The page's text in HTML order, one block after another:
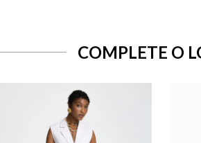
COMPLETE O